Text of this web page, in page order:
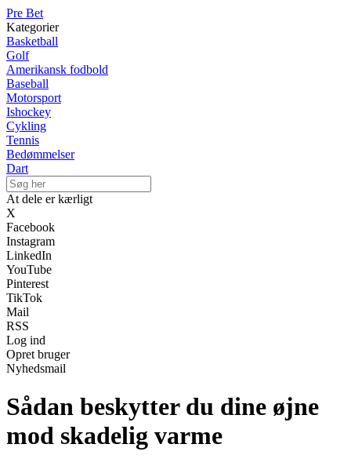
Pre Bet
Kategorier
Basketball
Golf
Amerikansk fodbold
Baseball
Motorsport
Ishockey
Cykling
Tennis
Bedømmelser
Dart
At dele er kærligt
X
Facebook
Instagram
LinkedIn
YouTube
Pinterest
TikTok
Mail
RSS
Log ind
Opret bruger
Nyhedsmail
Sådan beskytter du dine øjne
mod skadelig varme